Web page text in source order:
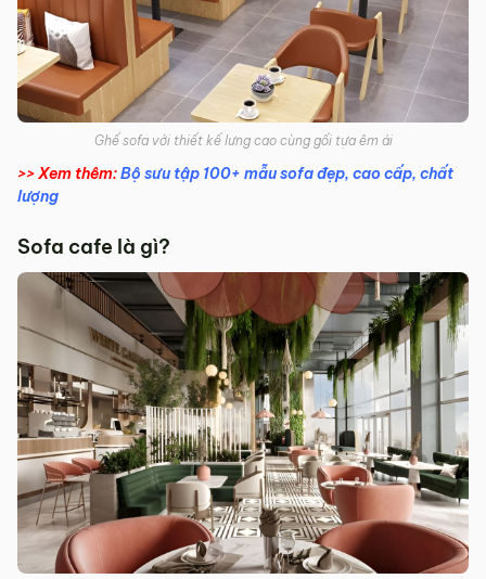
Ghế sofa với thiết kế lưng cao cùng gối tựa êm ái
>> Xem thêm:Bộ sưu tập 100+ mẫu sofa đẹp, cao cấp, chất
lượng
Sofa cafe là gì?